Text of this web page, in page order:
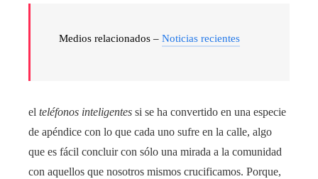
Medios relacionados – Noticias recientes
el teléfonos inteligentes si se ha convertido en una especie
de apéndice con lo que cada uno sufre en la calle, algo
que es fácil concluir con sólo una mirada a la comunidad
con aquellos que nosotros mismos crucificamos. Porque,